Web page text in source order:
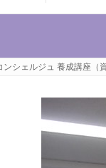
ンシェルジュ 養成講座（